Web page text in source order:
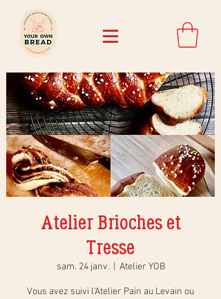
Atelier Brioches et
Tresse
sam. 24 janv.
  |
Atelier YOB
Vous avez suivi l’Atelier Pain au Levain ou